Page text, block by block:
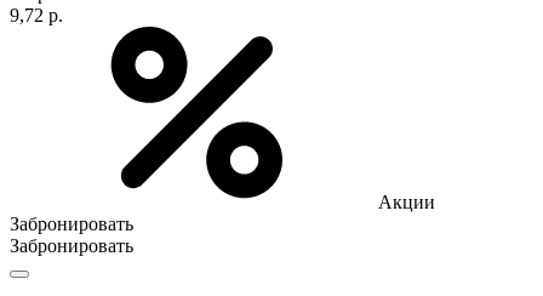
9,72 р.
Акции
Забронировать
Забронировать